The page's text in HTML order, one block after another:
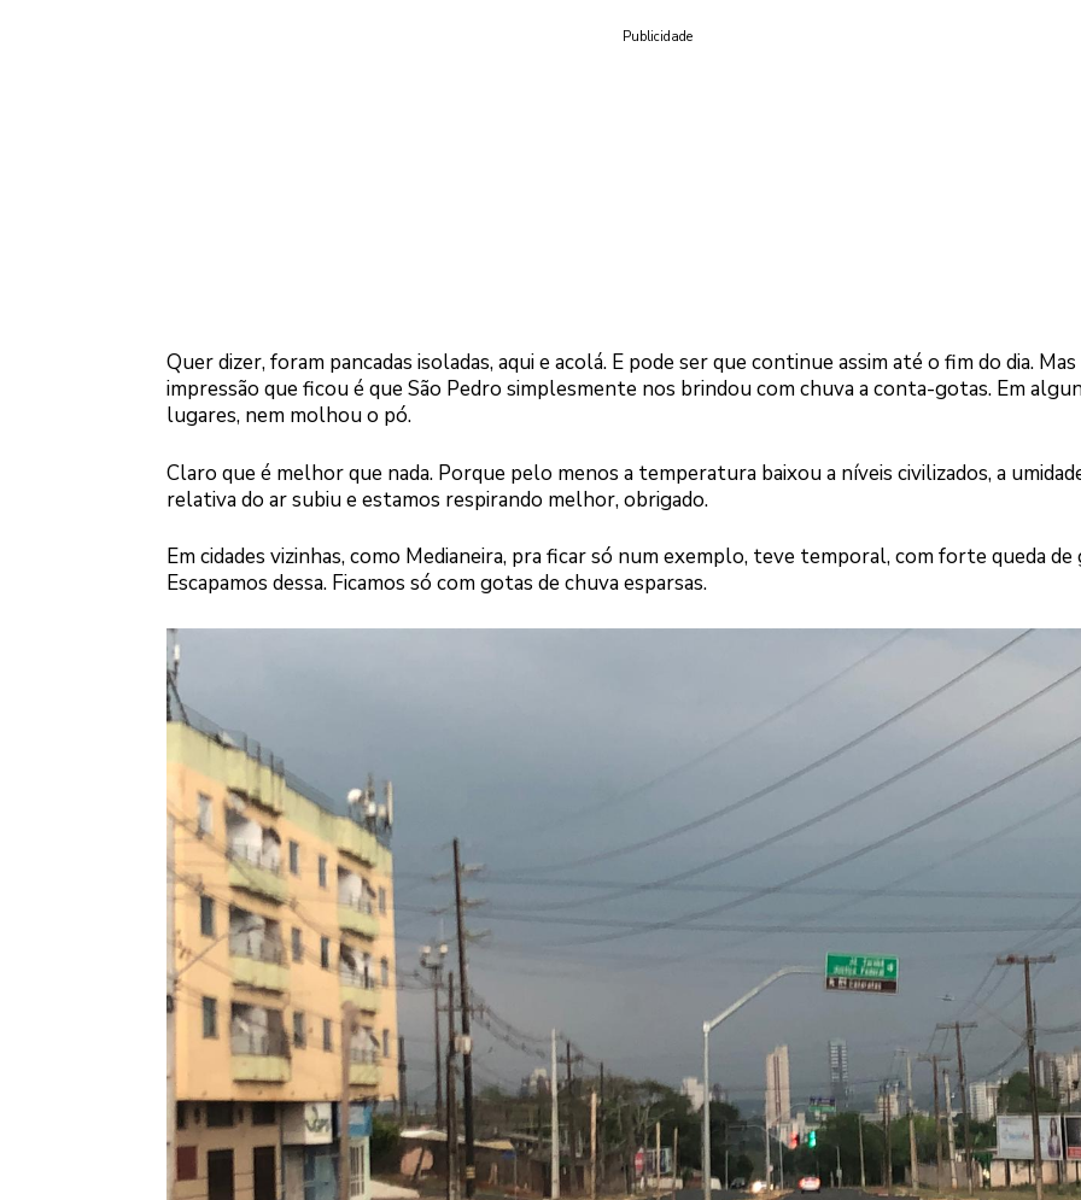
Publicidade
Quer dizer, foram pancadas isoladas, aqui e acolá. E pode ser que continue assim até o fim do dia. Mas
impressão que ficou é que São Pedro simplesmente nos brindou com chuva a conta-gotas. Em
lugares, nem molhou o pó.
Claro que é melhor que nada. Porque pelo menos a temperatura baixou a níveis civilizados, a
relativa do ar subiu e estamos respirando melhor, obrigado.
Em cidades vizinhas, como Medianeira, pra ficar só num exemplo, teve temporal, com forte queda de
Escapamos dessa. Ficamos só com gotas de chuva esparsas.